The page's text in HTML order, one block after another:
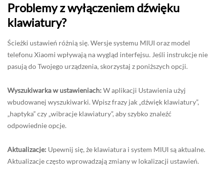
Problemy z wyłączeniem dźwięku
klawiatury?
Ścieżki ustawień różnią się. Wersje systemu MIUI oraz model
telefonu Xiaomi wpływają na wygląd interfejsu. Jeśli instrukcje nie
pasują do Twojego urządzenia, skorzystaj z poniższych opcji.
Wyszukiwarka w ustawieniach: W aplikacji Ustawienia użyj
wbudowanej wyszukiwarki. Wpisz frazy jak „dźwięk klawiatury”,
„haptyka” czy „wibracje klawiatury”, aby szybko znaleźć
odpowiednie opcje.
Aktualizacje: Upewnij się, że klawiatura i system MIUI są aktualne.
Aktualizacje często wprowadzają zmiany w lokalizacji ustawień.